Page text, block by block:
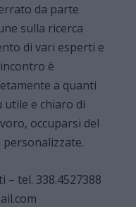
da parte
sulla ricerca
di vari esperti e
è
a quanti
e chiaro di
occuparsi del
– tel. 338.4527388